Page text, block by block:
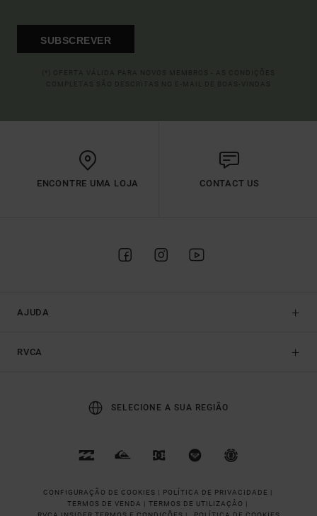
SUBSCREVER
ENCONTRE UMA LOJA CONTACT US
AJUDA
RVCA
SELECIONE A SUA REGIÃO
CONFIGURAÇÃO DE COOKIES | POLÍTICA DE PRIVACIDADE |
TERMOS DE VENDA | TERMOS DE UTILIZAÇÂO |